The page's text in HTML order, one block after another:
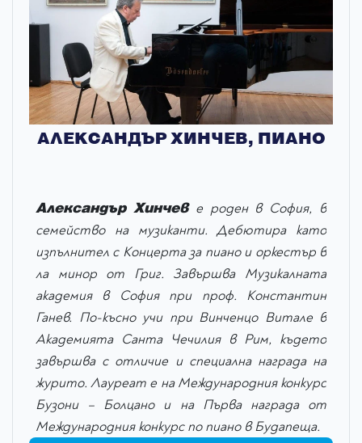
АЛЕКСАНДЪР ХИНЧЕВ, ПИАНО
Александър Хинчеве роден в София, в
семейство на музиканти. Дебютира като
изпълнител с Концерта за пиано и оркестър в
ла минор от Григ. Завършва Музикалната
академия в София при проф. Константин
Ганев. По-късно учи при Винченцо Витале в
Академията Санта Чечилия в Рим, където
завършва с отличие и специална награда на
журито.Лауреат е на Международния конкурс
Бузони – Болцано и на Първа награда от
Международния конкурс по пиано в Будапеща.